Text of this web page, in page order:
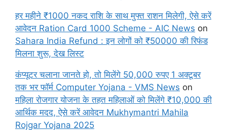
हर महीने ₹1000 नकद राशि के साथ मुफ्त राशन मिलेगी, ऐसे करें
आवेदन Ration Card 1000 Scheme - AIC News on
Sahara India Refund : इन लोगों को ₹50000 की रिफंड
मिलना शुरू, देख लिस्ट
कंप्यूटर चलाना जानते हो, तो मिलेंगे 50,000 रुपए 1 अक्टूबर
तक भर फॉर्म Computer Yojana - VMS News on
महिला रोजगार योजना के तहत महिलाओं को मिलेंगे ₹10,000 की
आर्थिक मदद, ऐसे करें आवेदन Mukhymantri Mahila
Rojgar Yojana 2025